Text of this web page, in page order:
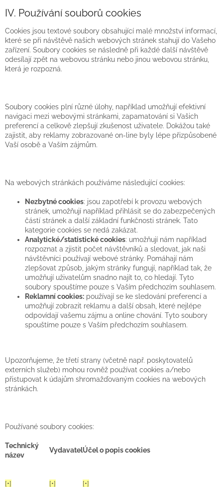
IV. Používání souborů cookies
Cookies jsou textové soubory obsahující malé množství informací,
které se při návštěvě našich webových stránek stahují do Vašeho
zařízení. Soubory cookies se následně při každé další návštěvě
odesílají zpět na webovou stránku nebo jinou webovou stránku,
která je rozpozná.
Soubory cookies plní různé úlohy, například umožňují efektivní
navigaci mezi webovými stránkami, zapamatování si Vašich
preferencí a celkově zlepšují zkušenost uživatele. Dokážou také
zajistit, aby reklamy zobrazované on-line byly lépe přizpůsobené
Vaší osobě a Vaším zájmům.
Na webových stránkách používáme následující cookies:
Nezbytné cookies: jsou zapotřebí k provozu webových
stránek, umožňují například přihlásit se do zabezpečených
částí stránek a další základní funkčnosti stránek. Tato
kategorie cookies se nedá zakázat.
Analytické/statistické cookies: umožňují nám například
rozpoznat a zjistit počet návštěvníků a sledovat, jak naši
návštěvníci používají webové stránky. Pomáhají nám
zlepšovat způsob, jakým stránky fungují, například tak, že
umožňují uživatelům snadno najít to, co hledají. Tyto
soubory spouštíme pouze s Vaším předchozím souhlasem.
Reklamní cookies: používají se ke sledování preferencí a
umožňují zobrazit reklamu a další obsah, které nejlépe
odpovídají vašemu zájmu a online chování. Tyto soubory
spouštíme pouze s Vaším předchozím souhlasem.
Upozorňujeme, že třetí strany (včetně např. poskytovatelů
externích služeb) mohou rovněž používat cookies a/nebo
přistupovat k údajům shromažďovaným cookies na webových
stránkách.
Používané soubory cookies:
Technický
název
VydavatelÚčel o popis cookies
[•] [•] [•]